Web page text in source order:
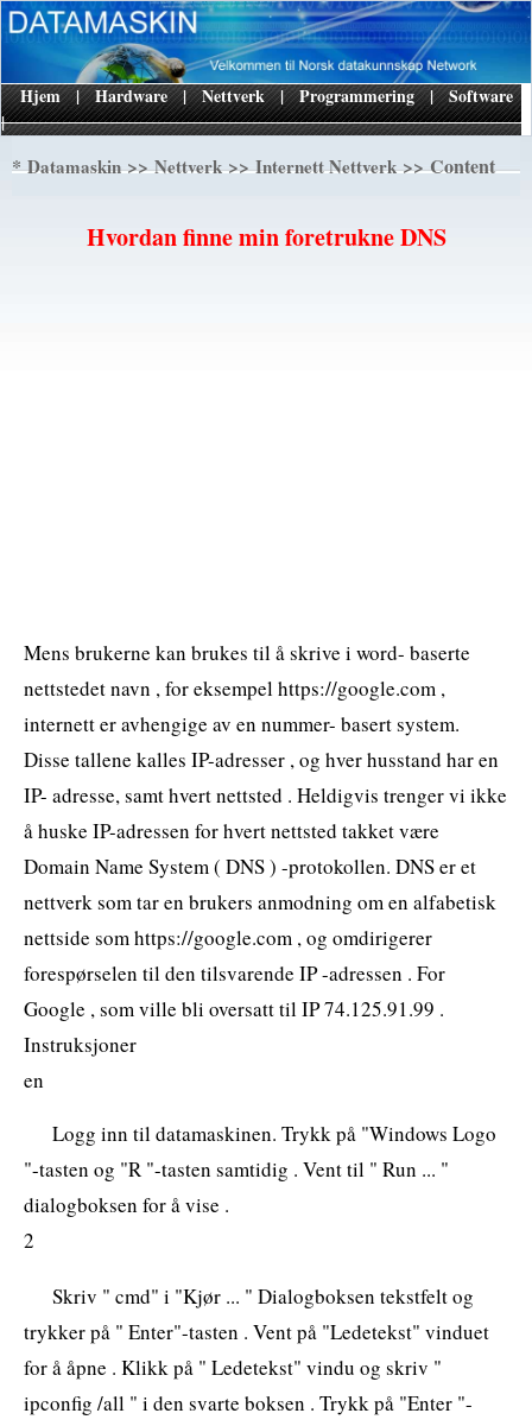
|
Hjem | Hardware | Nettverk | Programmering | Software
*Datamaskin>>Nettverk>>Internett Nettverk>> Content
Hvordan finne min foretrukne DNS
Mens brukerne kan brukes til å skrive i word- baserte
nettstedet navn , for eksempel https://google.com ,
internett er avhengige av en nummer- basert system.
Disse tallene kalles IP-adresser , og hver husstand har en
IP- adresse, samt hvert nettsted . Heldigvis trenger vi ikke
å huske IP-adressen for hvert nettsted takket være
Domain Name System ( DNS ) -protokollen. DNS er et
nettverk som tar en brukers anmodning om en alfabetisk
nettside som https://google.com , og omdirigerer
forespørselen til den tilsvarende IP -adressen . For
Google , som ville bli oversatt til IP 74.125.91.99 .
Instruksjoner
en
Logg inn til datamaskinen. Trykk på "Windows Logo
"-tasten og "R "-tasten samtidig . Vent til " Run ... "
dialogboksen for å vise .
2
Skriv " cmd" i "Kjør ... " Dialogboksen tekstfelt og
trykker på " Enter"-tasten . Vent på "Ledetekst" vinduet
for å åpne . Klikk på " Ledetekst" vindu og skriv "
ipconfig /all " i den svarte boksen . Trykk på "Enter "-